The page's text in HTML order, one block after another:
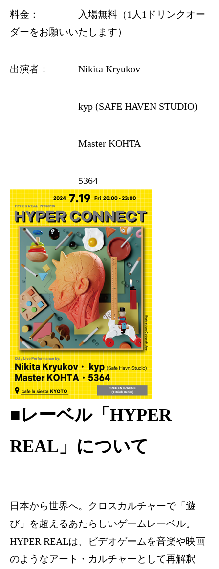
料金： 入場無料（1人1ドリンクオー
ダーをお願いいたします）
出演者： Nikita Kryukov
kyp (SAFE HAVEN STUDIO)
Master KOHTA
5364
■レーベル「HYPER
REAL」について
日本から世界へ。クロスカルチャーで「遊
び」を超えるあたらしいゲームレーベル。
HYPER REALは、ビデオゲームを音楽や映画
のようなアート・カルチャーとして再解釈